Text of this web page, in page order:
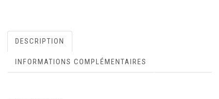
DESCRIPTION
INFORMATIONS COMPLÉMENTAIRES